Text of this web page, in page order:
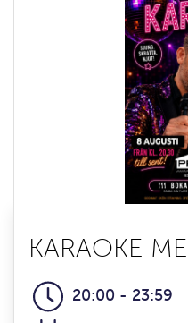
KARAOKE
20:00 - 23:59